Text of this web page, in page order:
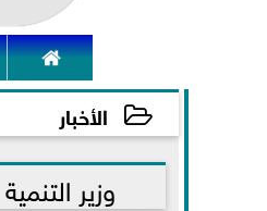

الأخبار
2021-07-10 11:50:23 وزير